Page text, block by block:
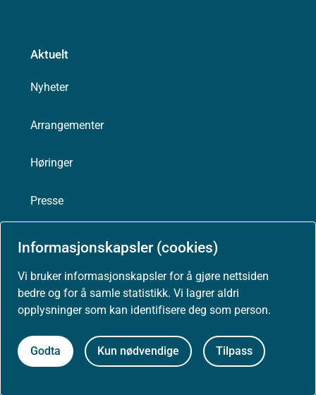
Informasjonskapsler (cookies)
Vi bruker informasjonskapsler for å gjøre nettsiden
bedre og for å samle statistikk. Vi lagrer aldri
opplysninger som kan identifisere deg som person.
Godta Kun nødvendige Tilpass
Aktuelt
Nyheter
Arrangementer
Høringer
Presse
Om nettstedet
Personvernerklæring
Tilgjengelighetserklæring (uustatus.no)